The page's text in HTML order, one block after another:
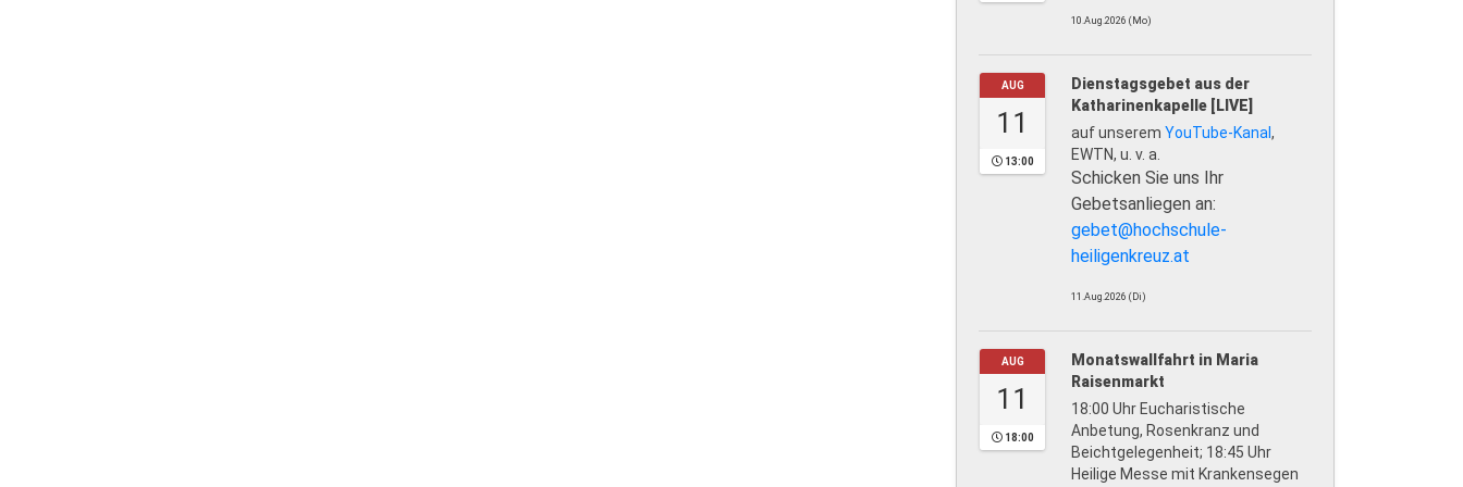
10.Aug.2026 (Mo)
AUG
11
13:00
Dienstagsgebet aus der
Katharinenkapelle [LIVE]
auf unserem YouTube-Kanal ,
EWTN, u. v. a.
Schicken Sie uns Ihr
Gebetsanliegen an:
gebet@hochschule-
heiligenkreuz.at
11.Aug.2026 (Di)
AUG
11
18:00
Monatswallfahrt in Maria
Raisenmarkt
18:00 Uhr Eucharistische
Anbetung, Rosenkranz und
Beichtgelegenheit; 18:45 Uhr
Heilige Messe mit Krankensegen